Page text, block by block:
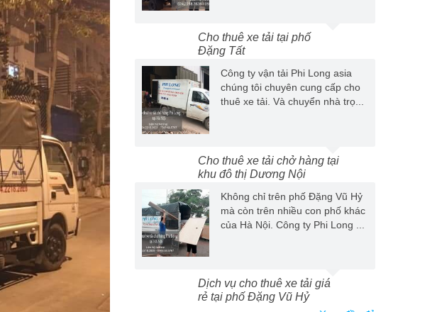
Cho thuê xe tải tại phố
Đặng Tất
Công ty vận tải Phi Long asia
chúng tôi chuyên cung cấp cho
thuê xe tải. Và chuyển nhà trọ...
Cho thuê xe tải chở hàng tại
khu đô thị Dương Nội
Không chỉ trên phố Đặng Vũ Hỷ
mà còn trên nhiều con phố khác
của Hà Nội. Công ty Phi Long ...
Dịch vụ cho thuê xe tải giá
rẻ tại phố Đặng Vũ Hỷ